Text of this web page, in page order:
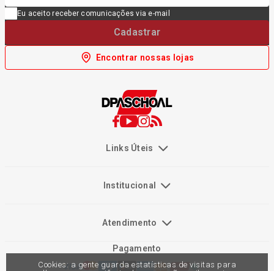
Cookies: a gente guarda estatísticas de visitas para
Eu aceito receber comunicações via e-mail
Cadastrar
Encontrar nossas lojas
Links Úteis
Institucional
Atendimento
Pagamento